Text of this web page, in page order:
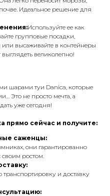
Идеальное решение для
Используйте ее как
групповые посадки,
высаживайте в контейнеры
выглядеть великолепно!
шарами туи Danica, которые
Это не просто мечта, а
уже сегодня!
прямо сейчас и получите:
саженцы:
они гарантированно
ростом.
и доставку